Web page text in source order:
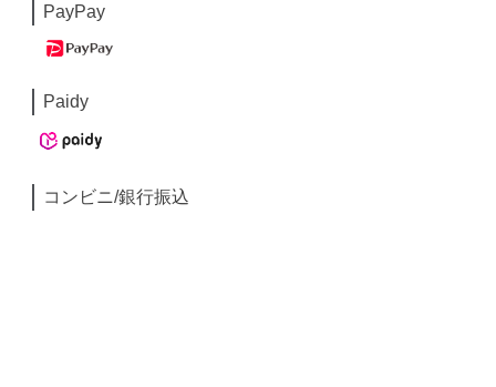
PayPay
Paidy
コンビニ/銀行振込